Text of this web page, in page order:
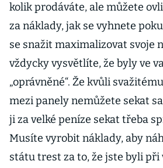
kolik prodáváte, ale můžete
za náklady, jak se vyhnete
se snažit maximalizovat svoje
vždycky vysvětlíte, že byly ve
„oprávněné“. Že kvůli
mezi panely nemůžete sekat
ji za velké peníze sekat třeba
Musíte vyrobit náklady, aby
státu trest za to, že jste byli při